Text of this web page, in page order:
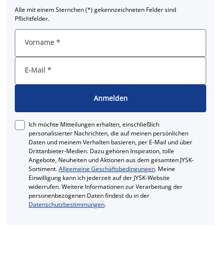
Alle mit einem Sternchen (*) gekennzeichneten Felder sind
Pflichtfelder.
Vorname *
E-Mail *
Anmelden
Ich möchte Mitteilungen erhalten, einschließlich
personalisierter Nachrichten, die auf meinen persönlichen
Daten und meinem Verhalten basieren, per E-Mail und über
Drittanbieter-Medien. Dazu gehören Inspiration, tolle
Angebote, Neuheiten und Aktionen aus dem gesamten JYSK-
Sortiment.Allgemeine Geschäftsbedingungen. Meine
Einwilligung kann ich jederzeit auf der JYSK-Website
widerrufen. Weitere Informationen zur Verarbeitung der
personenbezogenen Daten findest du in der
Datenschutzbestimmungen.